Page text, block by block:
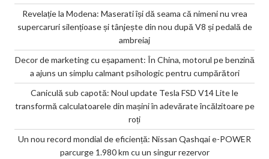
Revelație la Modena: Maserati își dă seama că nimeni nu vrea
supercaruri silențioase și tânjește din nou după V8 și pedală de
ambreiaj
Decor de marketing cu eșapament: În China, motorul pe benzină
a ajuns un simplu calmant psihologic pentru cumpărători
Caniculă sub capotă: Noul update Tesla FSD V14 Lite le
transformă calculatoarele din mașini în adevărate încălzitoare pe
roți
Un nou record mondial de eficiență: Nissan Qashqai e-POWER
parcurge 1.980 km cu un singur rezervor